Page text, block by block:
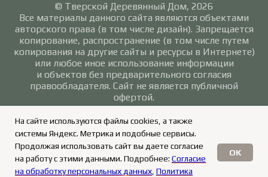
ЗАКАЗАТЬ
На сайте используются файлы cookies, а также
системы Яндекс. Метрика и подобные сервисы.
Продолжая использовать сайт вы даете согласие
на работу с этими данными. Подробнее: Согласие
на обработку персональных данных Политика
OK
© Тверской Деревянный Дом, 2026
Все материалы данного сайта являются объектами
авторского права (в том числе дизайн). Запрещается
копирование, распространение (в том числе путем
копирования на другие сайты и ресурсы в Интернете)
или любое иное использование информации
и объектов без предварительного согласия
правообладателя. Сайт не является публичной
офертой.
Политика в отношении обработки персональных
данных/Согласие на обработку персональных
данных